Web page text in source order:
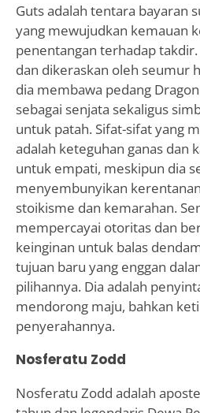
Guts adalah tentara bayaran
yang mewujudkan kemauan
penentangan terhadap
dan dikeraskan oleh seumur
dia membawa pedang
sebagai senjata sekaligus
untuk patah. Sifat-sifat yang
adalah keteguhan ganas dan
untuk empati, meskipun dia
menyembunyikan
stoikisme dan kemarahan.
mempercayai otoritas dan
keinginan untuk balas
tujuan baru yang enggan
pilihannya. Dia adalah
mendorong maju, bahkan
penyerahannya.
Nosferatu Zodd
Nosferatu Zodd adalah